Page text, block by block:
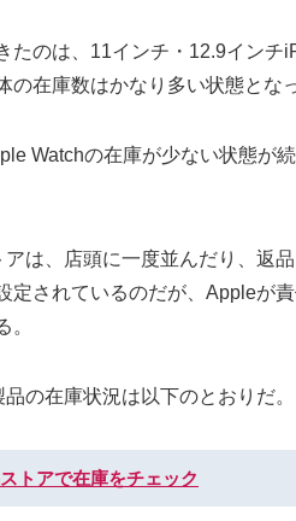
たのは、11インチ・12.9イン
の在庫数はかなり多い状態とな
Watchの在庫が少ない状態が
は、店頭に一度並んだり、返
定されているのだが、Appleが
。
の在庫状況は以下のとおりだ。
トアで在庫をチェック